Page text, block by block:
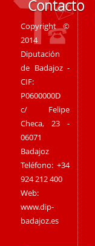
Contacto
Copyright ©
2014
Diputación
de Badajoz -
CIF:
P0600000D
c/ Felipe
Checa, 23 -
06071
Badajoz
Teléfono: +34
924 212 400
Web:
www.dip-
badajoz.es